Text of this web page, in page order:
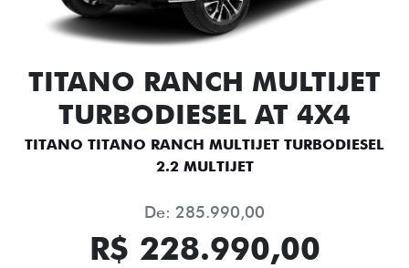
TITANO RANCH MULTIJET
TURBODIESEL AT 4X4
TITANO TITANO RANCH MULTIJET TURBODIESEL
2.2 MULTIJET
De: 285.990,00
R$ 228.990,00